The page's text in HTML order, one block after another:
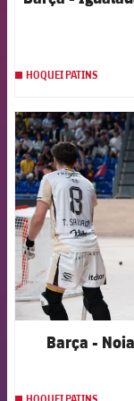
HOQUEI PATINS
Barça -